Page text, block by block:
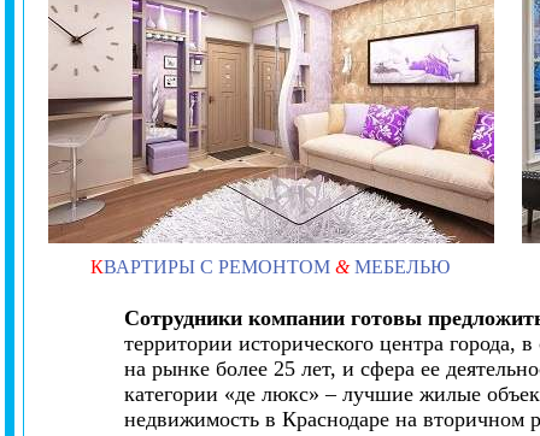
КВАРТИРЫ С РЕМОНТОМ&МЕБЕЛЬЮ
Сотрудники компании готовы
территории исторического центра
на рынке более 25 лет, и сфера ее
категории «де люкс» – лучшие жилые
недвижимость в Краснодаре на